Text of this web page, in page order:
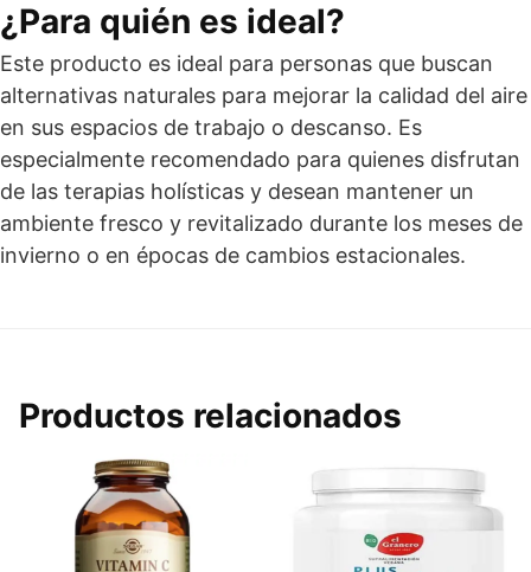
¿Para quién es ideal?
Este producto es ideal para personas que buscan
alternativas naturales para mejorar la calidad del aire
en sus espacios de trabajo o descanso. Es
especialmente recomendado para quienes disfrutan
de las terapias holísticas y desean mantener un
ambiente fresco y revitalizado durante los meses de
invierno o en épocas de cambios estacionales.
Productos relacionados